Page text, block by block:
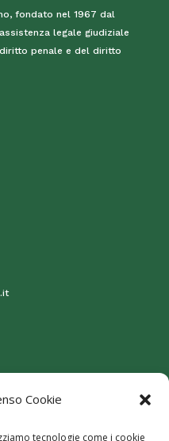
Cookie
tecnologie come i cookie
fondato nel 1967 dal
legale giudiziale
penale e del diritto